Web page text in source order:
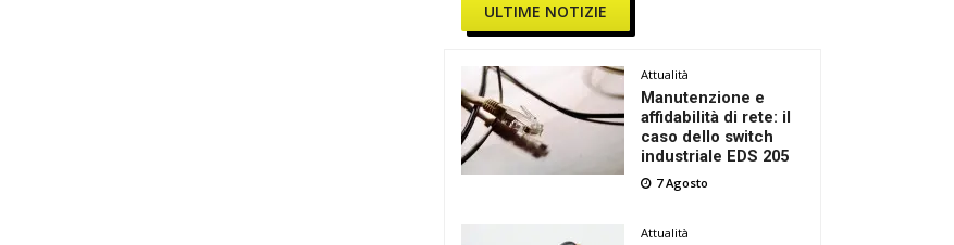
ULTIME NOTIZIE
Attualità
Manutenzione e
affidabilità di rete: il
caso dello switch
industriale EDS 205
7 Agosto
Attualità